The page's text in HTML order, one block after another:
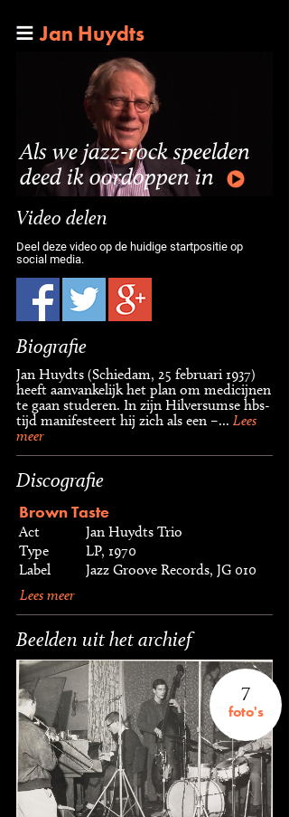
Jan Huydts
Als we jazz-rock speelden
deed ik oordoppen in
Video delen
Deel deze video op de huidige startpositie op
social media.
Biografie
Jan Huydts (Schiedam, 25 februari 1937)
heeft aanvankelijk het plan om medicijnen
te gaan studeren. In zijn Hilversumse hbs-
tijd manifesteert hij zich als een –... Lees
meer
Discografie
Brown Taste
Act
Jan Huydts Trio
Type
LP, 1970
Label
Jazz Groove Records, JG 010
Lees meer
Beelden uit het archief
7
foto's